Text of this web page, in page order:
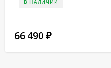
В НАЛИЧИИ
66 490 ₽